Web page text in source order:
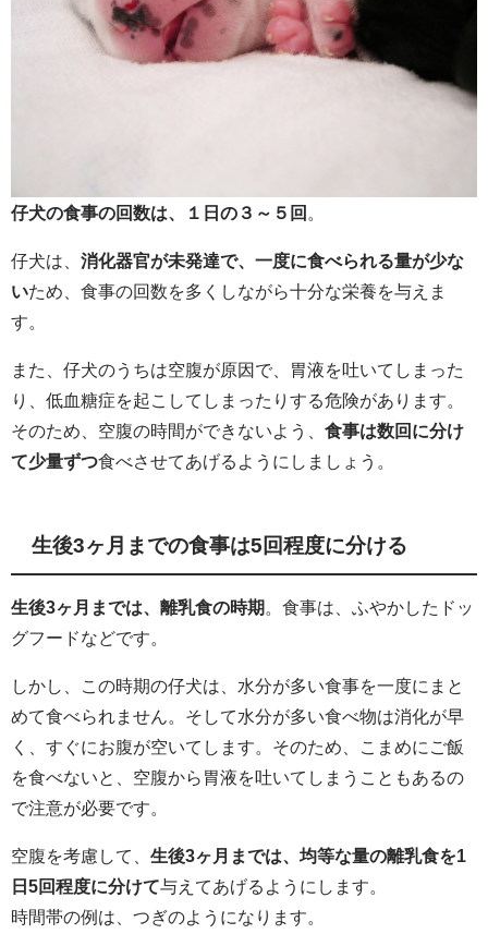
仔犬の食事の回数は、１日の３～５回
仔犬は、 消化器官が未発達で、一度に食べられる量が少な
いため、食事の回数を多くしながら十分な栄養を与えま
す。
また、仔犬のうちは空腹が原因で、胃液を吐いてしまった
り、低血糖症を起こしてしまったりする危険があります。
そのため、空腹の時間ができないよう、 食事は数回に分け
て少量ずつ食べさせてあげるようにしましょう。
生後3ヶ月までの食事は5回程度に分ける
生後3ヶ月までは、離乳食の時期
。食事は、ふやかしたドッ
グフードなどです。
しかし、この時期の仔犬は、水分が多い食事を一度にまと
めて食べられません。そして水分が多い食べ物は消化が早
く、すぐにお腹が空いてします。そのため、こまめにご飯
を食べないと、空腹から胃液を吐いてしまうこともあるの
で注意が必要です。
空腹を考慮して、 生後3ヶ月までは、均等な量の離乳食を1
日5回程度に分けて与えてあげるようにします。
時間帯の例は、つぎのようになります。